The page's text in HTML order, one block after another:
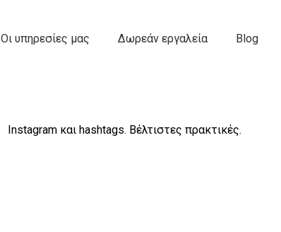
Οι υπηρεσίες μας Δωρεάν εργαλεία Blog
Instagram και hashtags. Βέλτιστες πρακτικές.